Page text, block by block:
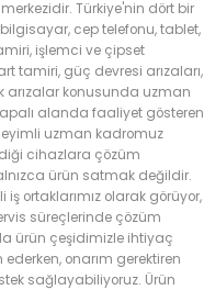
Türkiye'nin dört bir
cep telefonu, tablet,
işlemci ve çipset
tamiri, güç devresi arızaları,
arızalar konusunda uzman
alanda faaliyet gösteren
uzman kadromuz
cihazlara çözüm
ürün satmak değildir.
ortaklarımız olarak görüyor,
süreçlerinde çözüm
ürün çeşidimizle ihtiyaç
onarım gerektiren
sağlayabiliyoruz. Ürün